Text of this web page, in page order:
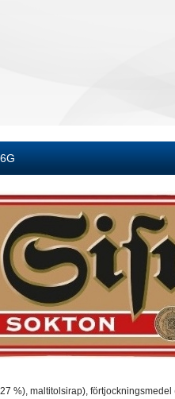
%), maltitolsirap),